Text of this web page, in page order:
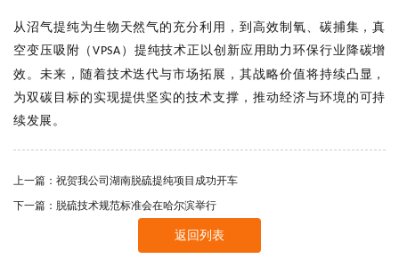
从沼气提纯为生物天然气的充分利用， 到 高效制氧、 碳捕集，真
空变压吸附（VPSA ）提纯技术正以创新应用助力环保行业降碳增
效。未来，随着技术迭代与市场拓展，其战略价值将持续凸显，
为双碳目标的实现提供坚实的技术支撑，推动经济与环境的可持
续发展。
上一篇： 祝贺我公司湖南脱硫提纯项目成功开车
下一篇： 脱硫技术规范标准会在哈尔滨举行
返回列表